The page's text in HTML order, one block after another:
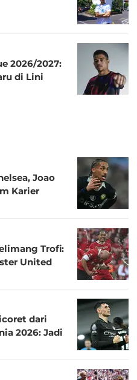
2026/2027:
di Lini
Joao
Karier
Trofi:
United
dari
2026: Jadi